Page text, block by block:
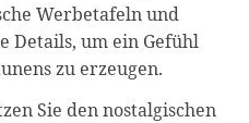
Werbetafeln und
Details, um ein Gefühl
zu erzeugen.
Sie den nostalgischen